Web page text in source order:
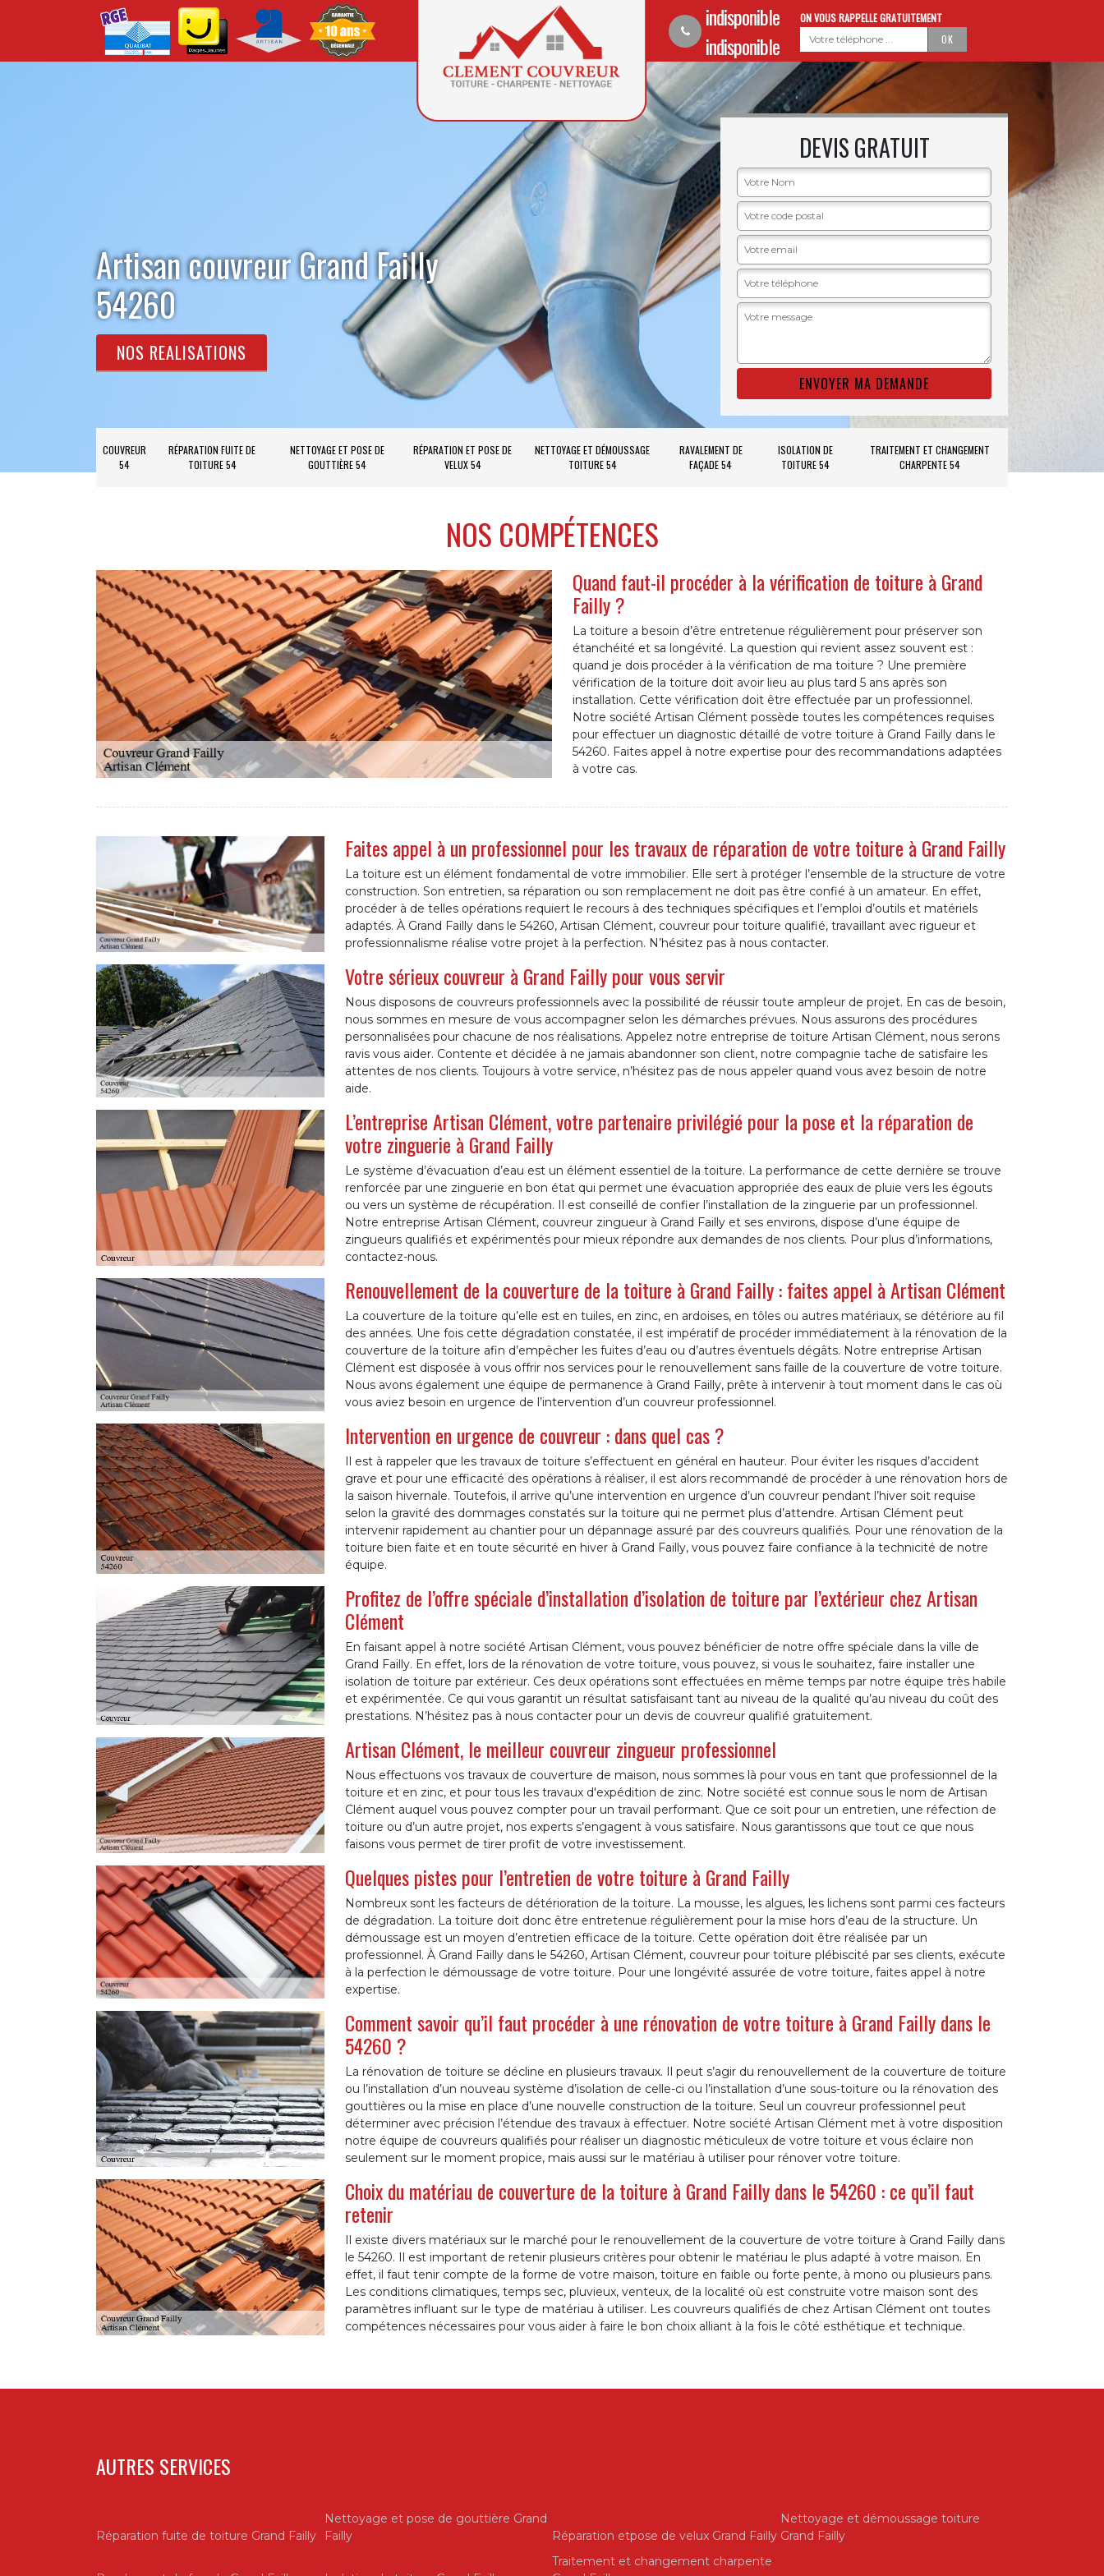
indisponible
indisponible
ON VOUS RAPPELLE GRATUITEMENT
Artisan couvreur Grand Failly
54260
NOS REALISATIONS
DEVIS GRATUIT
COUVREUR
54
RÉPARATION FUITE DE
TOITURE 54
NETTOYAGE ET POSE DE
GOUTTIÈRE 54
RÉPARATION ET POSE DE
VELUX 54
NETTOYAGE ET DÉMOUSSAGE
TOITURE 54
RAVALEMENT DE
FAÇADE 54
ISOLATION DE
TOITURE 54
TRAITEMENT ET CHANGEMENT
CHARPENTE 54
NOS COMPÉTENCES
Quand faut-il procéder à la vérification de toiture à Grand
Failly ?
La toiture a besoin d’être entretenue régulièrement pour préserver son
étanchéité et sa longévité. La question qui revient assez souvent est :
quand je dois procéder à la vérification de ma toiture ? Une première
vérification de la toiture doit avoir lieu au plus tard 5 ans après son
installation. Cette vérification doit être effectuée par un professionnel.
Notre société Artisan Clément possède toutes les compétences requises
pour effectuer un diagnostic détaillé de votre toiture à Grand Failly dans le
54260. Faites appel à notre expertise pour des recommandations adaptées
à votre cas.
Faites appel à un professionnel pour les travaux de réparation de votre toiture à Grand Failly
La toiture est un élément fondamental de votre immobilier. Elle sert à protéger l’ensemble de la structure de votre
construction. Son entretien, sa réparation ou son remplacement ne doit pas être confié à un amateur. En effet,
procéder à de telles opérations requiert le recours à des techniques spécifiques et l’emploi d’outils et matériels
adaptés. À Grand Failly dans le 54260, Artisan Clément, couvreur pour toiture qualifié, travaillant avec rigueur et
professionnalisme réalise votre projet à la perfection. N’hésitez pas à nous contacter.
Votre sérieux couvreur à Grand Failly pour vous servir
Nous disposons de couvreurs professionnels avec la possibilité de réussir toute ampleur de projet. En cas de besoin,
nous sommes en mesure de vous accompagner selon les démarches prévues. Nous assurons des procédures
personnalisées pour chacune de nos réalisations. Appelez notre entreprise de toiture Artisan Clément, nous serons
ravis vous aider. Contente et décidée à ne jamais abandonner son client, notre compagnie tache de satisfaire les
attentes de nos clients. Toujours à votre service, n’hésitez pas de nous appeler quand vous avez besoin de notre
aide.
L’entreprise Artisan Clément, votre partenaire privilégié pour la pose et la réparation de
votre zinguerie à Grand Failly
Le système d’évacuation d’eau est un élément essentiel de la toiture. La performance de cette dernière se trouve
renforcée par une zinguerie en bon état qui permet une évacuation appropriée des eaux de pluie vers les égouts
ou vers un système de récupération. Il est conseillé de confier l’installation de la zinguerie par un professionnel.
Notre entreprise Artisan Clément, couvreur zingueur à Grand Failly et ses environs, dispose d’une équipe de
zingueurs qualifiés et expérimentés pour mieux répondre aux demandes de nos clients. Pour plus d’informations,
contactez-nous.
Renouvellement de la couverture de la toiture à Grand Failly : faites appel à Artisan Clément
La couverture de la toiture qu’elle est en tuiles, en zinc, en ardoises, en tôles ou autres matériaux, se détériore au fil
des années. Une fois cette dégradation constatée, il est impératif de procéder immédiatement à la rénovation de la
couverture de la toiture afin d’empêcher les fuites d’eau ou d’autres éventuels dégâts. Notre entreprise Artisan
Clément est disposée à vous offrir nos services pour le renouvellement sans faille de la couverture de votre toiture.
Nous avons également une équipe de permanence à Grand Failly, prête à intervenir à tout moment dans le cas où
vous aviez besoin en urgence de l’intervention d’un couvreur professionnel.
Intervention en urgence de couvreur : dans quel cas ?
Il est à rappeler que les travaux de toiture s’effectuent en général en hauteur. Pour éviter les risques d’accident
grave et pour une efficacité des opérations à réaliser, il est alors recommandé de procéder à une rénovation hors de
la saison hivernale. Toutefois, il arrive qu’une intervention en urgence d’un couvreur pendant l’hiver soit requise
selon la gravité des dommages constatés sur la toiture qui ne permet plus d’attendre. Artisan Clément peut
intervenir rapidement au chantier pour un dépannage assuré par des couvreurs qualifiés. Pour une rénovation de la
toiture bien faite et en toute sécurité en hiver à Grand Failly, vous pouvez faire confiance à la technicité de notre
équipe.
Profitez de l’offre spéciale d’installation d’isolation de toiture par l’extérieur chez Artisan
Clément
En faisant appel à notre société Artisan Clément, vous pouvez bénéficier de notre offre spéciale dans la ville de
Grand Failly. En effet, lors de la rénovation de votre toiture, vous pouvez, si vous le souhaitez, faire installer une
isolation de toiture par extérieur. Ces deux opérations sont effectuées en même temps par notre équipe très habile
et expérimentée. Ce qui vous garantit un résultat satisfaisant tant au niveau de la qualité qu’au niveau du coût des
prestations. N’hésitez pas à nous contacter pour un devis de couvreur qualifié gratuitement.
Artisan Clément, le meilleur couvreur zingueur professionnel
Nous effectuons vos travaux de couverture de maison, nous sommes là pour vous en tant que professionnel de la
toiture et en zinc, et pour tous les travaux d'expédition de zinc. Notre société est connue sous le nom de Artisan
Clément auquel vous pouvez compter pour un travail performant. Que ce soit pour un entretien, une réfection de
toiture ou d’un autre projet, nos experts s’engagent à vous satisfaire. Nous garantissons que tout ce que nous
faisons vous permet de tirer profit de votre investissement.
Quelques pistes pour l’entretien de votre toiture à Grand Failly
Nombreux sont les facteurs de détérioration de la toiture. La mousse, les algues, les lichens sont parmi ces facteurs
de dégradation. La toiture doit donc être entretenue régulièrement pour la mise hors d’eau de la structure. Un
démoussage est un moyen d’entretien efficace de la toiture. Cette opération doit être réalisée par un
professionnel. À Grand Failly dans le 54260, Artisan Clément, couvreur pour toiture plébiscité par ses clients, exécute
à la perfection le démoussage de votre toiture. Pour une longévité assurée de votre toiture, faites appel à notre
expertise.
Comment savoir qu’il faut procéder à une rénovation de votre toiture à Grand Failly dans le
54260 ?
La rénovation de toiture se décline en plusieurs travaux. Il peut s’agir du renouvellement de la couverture de toiture
ou l’installation d’un nouveau système d’isolation de celle-ci ou l’installation d’une sous-toiture ou la rénovation des
gouttières ou la mise en place d’une nouvelle construction de la toiture. Seul un couvreur professionnel peut
déterminer avec précision l’étendue des travaux à effectuer. Notre société Artisan Clément met à votre disposition
notre équipe de couvreurs qualifiés pour réaliser un diagnostic méticuleux de votre toiture et vous éclaire non
seulement sur le moment propice, mais aussi sur le matériau à utiliser pour rénover votre toiture.
Choix du matériau de couverture de la toiture à Grand Failly dans le 54260 : ce qu’il faut
retenir
Il existe divers matériaux sur le marché pour le renouvellement de la couverture de votre toiture à Grand Failly dans
le 54260. Il est important de retenir plusieurs critères pour obtenir le matériau le plus adapté à votre maison. En
effet, il faut tenir compte de la forme de votre maison, toiture en faible ou forte pente, à mono ou plusieurs pans.
Les conditions climatiques, temps sec, pluvieux, venteux, de la localité où est construite votre maison sont des
paramètres influant sur le type de matériau à utiliser. Les couvreurs qualifiés de chez Artisan Clément ont toutes
compétences nécessaires pour vous aider à faire le bon choix alliant à la fois le côté esthétique et technique.
AUTRES SERVICES
Réparation fuite de toiture Grand Failly
Nettoyage et pose de gouttière Grand
Failly
Réparation etpose de velux Grand Failly
Nettoyage et démoussage toiture
Grand Failly
Traitement et changement charpente